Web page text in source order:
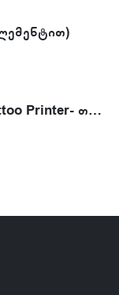
Ambition Wireless Tattoo Printer- თერმული პრინტერი